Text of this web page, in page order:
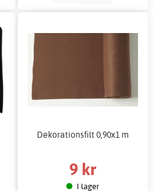
Dekorationsfilt 0,90x1 m
9 kr
I lager